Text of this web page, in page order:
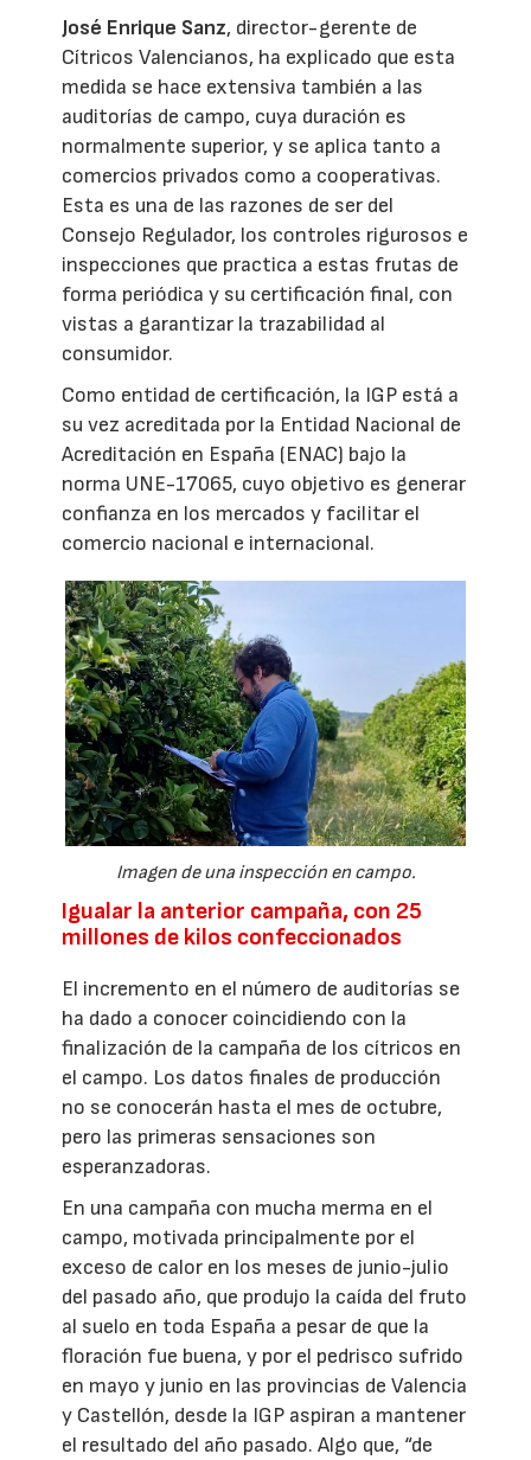
José Enrique Sanz, director-gerente de
Cítricos Valencianos, ha explicado que esta
medida se hace extensiva también a las
auditorías de campo, cuya duración es
normalmente superior, y se aplica tanto a
comercios privados como a cooperativas.
Esta es una de las razones de ser del
Consejo Regulador, los controles rigurosos e
inspecciones que practica a estas frutas de
forma periódica y su certificación final, con
vistas a garantizar la trazabilidad al
consumidor.
Como entidad de certificación, la IGP está a
su vez acreditada por la Entidad Nacional de
Acreditación en España (ENAC) bajo la
norma UNE-17065, cuyo objetivo es generar
confianza en los mercados y facilitar el
comercio nacional e internacional.
Imagen de una inspección en campo.
Igualar la anterior campaña, con 25
millones de kilos confeccionados
El incremento en el número de auditorías se
ha dado a conocer coincidiendo con la
finalización de la campaña de los cítricos en
el campo. Los datos finales de producción
no se conocerán hasta el mes de octubre,
pero las primeras sensaciones son
esperanzadoras.
En una campaña con mucha merma en el
campo, motivada principalmente por el
exceso de calor en los meses de junio-julio
del pasado año, que produjo la caída del fruto
al suelo en toda España a pesar de que la
floración fue buena, y por el pedrisco sufrido
en mayo y junio en las provincias de Valencia
y Castellón, desde la IGP aspiran a mantener
el resultado del año pasado. Algo que, “de